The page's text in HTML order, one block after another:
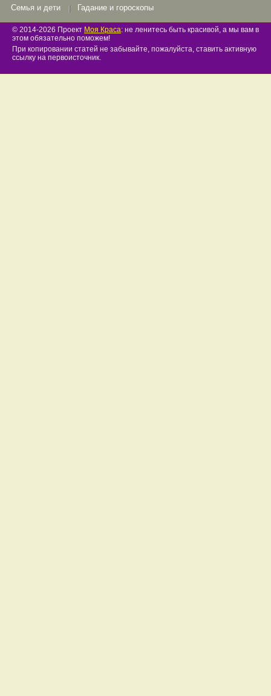
Семья и дети Гадание и гороскопы
© 2014-2026 Проект Моя Краса: не ленитесь быть красивой, а мы вам в
этом обязательно поможем!
При копировании статей не забывайте, пожалуйста, ставить активную
ссылку на первоисточник.